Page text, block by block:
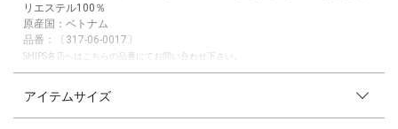
リエステル100％
原産国：ベトナム
品番：〔317-06-0017〕
SHIPS各店へはこちらの品番にてお問い合わせ下さい。
アイテムサイズ